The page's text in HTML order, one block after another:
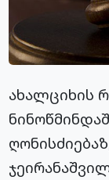
ახალციხის